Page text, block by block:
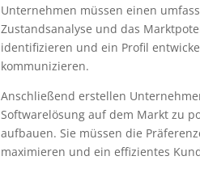
Unternehmen müssen einen
Zustandsanalyse und das
identifizieren und ein Profil
kommunizieren.
Anschließend erstellen
Softwarelösung auf dem Markt zu
aufbauen. Sie müssen die
maximieren und ein effizientes